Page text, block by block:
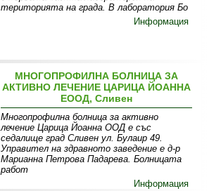
територията на града. В лаборатория Бо
Информация
МНОГОПРОФИЛНА БОЛНИЦА ЗА
АКТИВНО ЛЕЧЕНИЕ ЦАРИЦА ЙОАННА
ЕООД, Сливен
Многопрофилна болница за активно
лечение Царица Йоанна ООД е със
седалище град Сливен ул. Булаир 49.
Управител на здравното заведение е д-р
Марианна Петрова Падарева. Болницата
работ
Информация